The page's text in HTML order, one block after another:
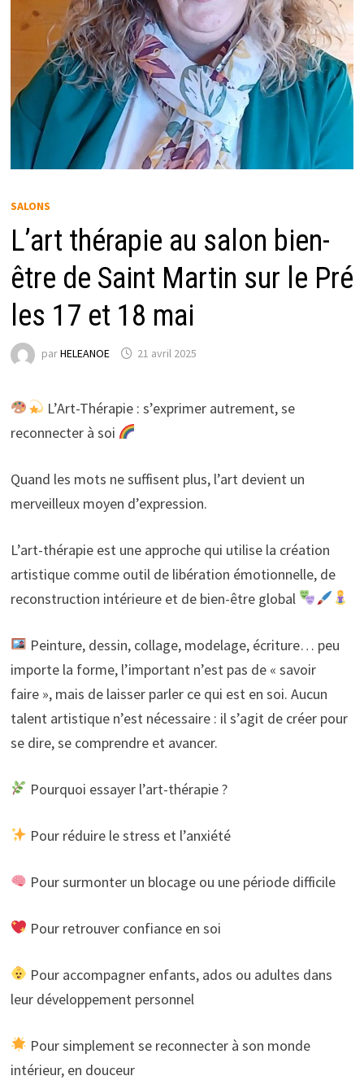
SALONS
L’art thérapie au salon bien-
être de Saint Martin sur le Pré
les 17 et 18 mai
parHELEANOE 21 avril 2025
L’Art-Thérapie : s’exprimer autrement, se
reconnecter à soi
Quand les mots ne suffisent plus, l’art devient un
merveilleux moyen d’expression.
L’art-thérapie est une approche qui utilise la création
artistique comme outil de libération émotionnelle, de
reconstruction intérieure et de bien-être global
Peinture, dessin, collage, modelage, écriture… peu
importe la forme, l’important n’est pas de « savoir
faire », mais de laisser parler ce qui est en soi. Aucun
talent artistique n’est nécessaire : il s’agit de créer pour
se dire, se comprendre et avancer.
Pourquoi essayer l’art-thérapie ?
Pour réduire le stress et l’anxiété
Pour surmonter un blocage ou une période difficile
Pour retrouver confiance en soi
Pour accompagner enfants, ados ou adultes dans
leur développement personnel
Pour simplement se reconnecter à son monde
intérieur, en douceur